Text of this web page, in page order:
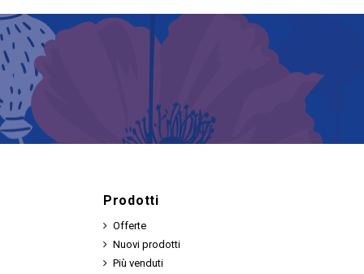
Prodotti
Offerte
Nuovi prodotti
Più venduti